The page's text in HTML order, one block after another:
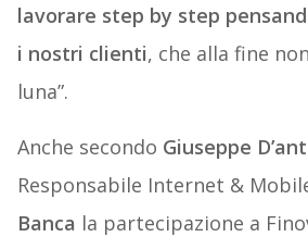
lavorare step by step
i nostri clienti, che alla fine
luna”.
Anche secondo Giuseppe
Responsabile Internet &
Banca la partecipazione a